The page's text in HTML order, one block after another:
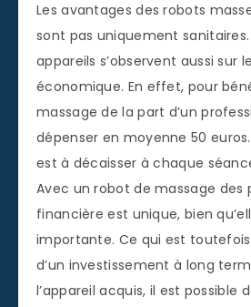
Les avantages des robots
sont pas uniquement
appareils s’observent aussi sur
économique. En effet, pour
massage de la part d’un
dépenser en moyenne 50
est à décaisser à chaque
Avec un robot de massage des
financière est unique, bien
importante. Ce qui est toutefois
d’un investissement à long
l’appareil acquis, il est possible